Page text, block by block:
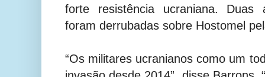
forte resistência ucraniana. Duas
foram derrubadas sobre Hostomel
“Os militares ucranianos como um